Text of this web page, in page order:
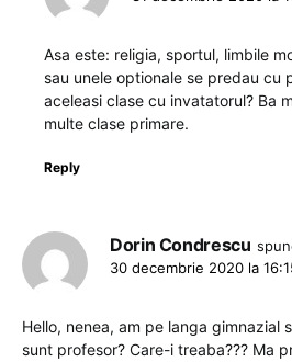
Asa este: religia, sportul, limbile
sau unele optionale se predau cu
aceleasi clase cu invatatorul? Ba
multe clase primare.
Reply
Dorin Condrescu
30 decembrie 2020 la
Hello, nenea, am pe langa gimnazial
sunt profesor? Care-i treaba??? Ma